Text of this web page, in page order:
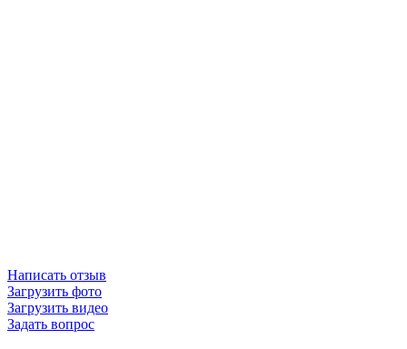
Написать отзыв
Загрузить фото
Загрузить видео
Задать вопрос